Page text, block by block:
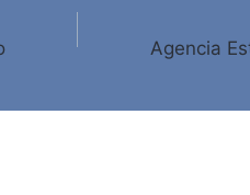
Agencia